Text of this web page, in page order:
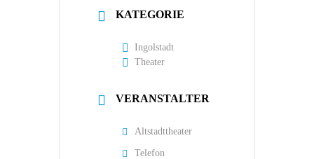
KATEGORIE
Ingolstadt
Theater
VERANSTALTER
Altstadttheater
Telefon